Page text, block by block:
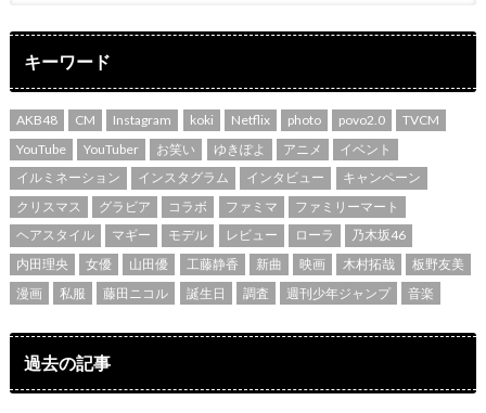
キーワード
AKB48 CM Instagram koki Netflix photo povo2.0
TVCM
YouTube
YouTuber お笑い ゆきぽよ アニメ
イベント
イルミネーション
インスタグラム インタビュー
キャンペーン
クリスマス
グラビア コラボ ファミマ
ファミリーマート
ヘアスタイル
マギー モデル レビュー ローラ
乃木坂46
内田理央
女優 山田優 工藤静香 新曲 映画 木村拓哉
板野友美
漫画
私服 藤田ニコル 誕生日 調査 週刊少年ジャンプ 音楽
過去の記事